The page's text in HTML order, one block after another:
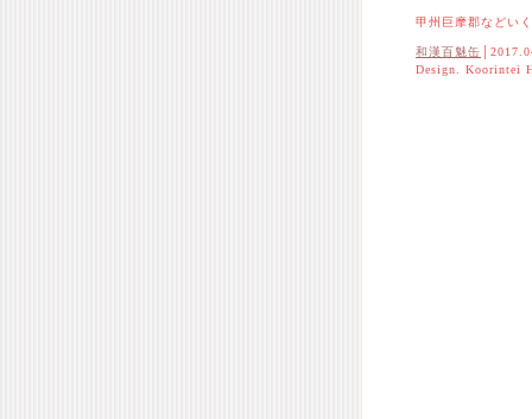
甲州巨摩郡などい
和漢百魅缶
Design. Koorintei